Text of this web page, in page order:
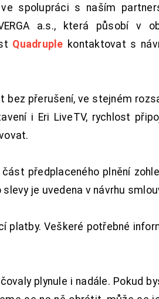
spolupráci s naším
a.s., která působí v
Quadruple kontaktovat s
bez přerušení, ve stejném
i Eri LiveTV, rychlost
předplaceného plnění
je uvedena v návrhu
platby. Veškeré potřebné
plynule i nadále. Pokud